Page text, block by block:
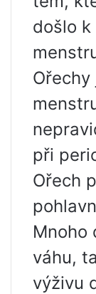
došlo k
při
Ořech
Mnoho
váhu,
výživu